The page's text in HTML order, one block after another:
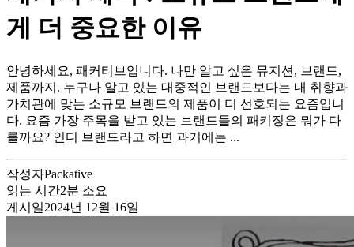
게 더 중요한 이유
안녕하세요, 패커티브입니다. 나만 알고 싶은 뮤지션, 브랜드,
제품까지. 누구나 알고 있는 대중적인 브랜드보다는 내 취향과
가치관에 맞는 소규모 브랜드의 제품이 더 선호되는 요즘입니
다. 요즘 가장 주목을 받고 있는 브랜드들의 패키징은 뭐가 다
를까요? 인디 브랜드라고 하면 과거에는 ...
작성자Packative
읽는 시간2분 소요
게시일2024년 12월 16일